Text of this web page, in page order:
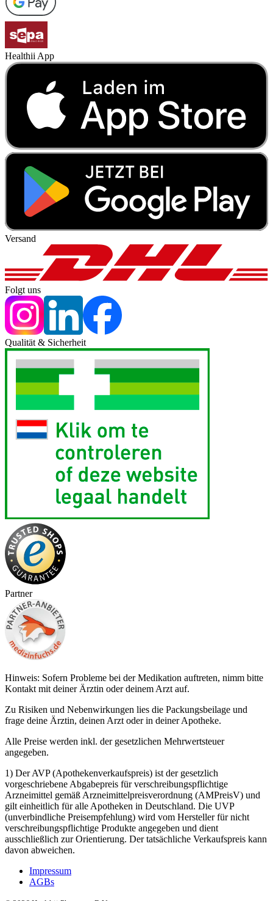
Healthii App
Versand
Folgt uns
Qualität & Sicherheit
Partner
Hinweis: Sofern Probleme bei der Medikation auftreten, nimm bitte
Kontakt mit deiner Ärztin oder deinem Arzt auf.
Zu Risiken und Nebenwirkungen lies die Packungsbeilage und
frage deine Ärztin, deinen Arzt oder in deiner Apotheke.
Alle Preise werden inkl. der gesetzlichen Mehrwertsteuer
angegeben.
1) Der AVP (Apothekenverkaufspreis) ist der gesetzlich
vorgeschriebene Abgabepreis für verschreibungspflichtige
Arzneimittel gemäß Arzneimittelpreisverordnung (AMPreisV) und
gilt einheitlich für alle Apotheken in Deutschland. Die UVP
(unverbindliche Preisempfehlung) wird vom Hersteller für nicht
verschreibungspflichtige Produkte angegeben und dient
ausschließlich zur Orientierung. Der tatsächliche Verkaufspreis kann
davon abweichen.
Impressum
AGBs